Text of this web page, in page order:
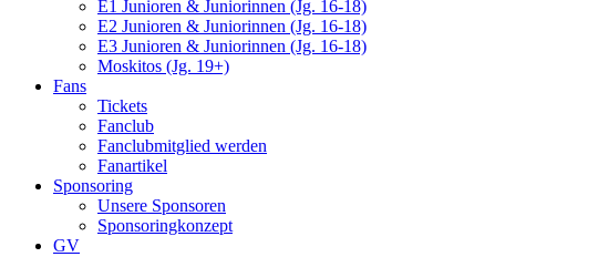
E1 Junioren & Juniorinnen (Jg. 16-18)
E2 Junioren & Juniorinnen (Jg. 16-18)
E3 Junioren & Juniorinnen (Jg. 16-18)
Moskitos (Jg. 19+)
Fans
Tickets
Fanclub
Fanclubmitglied werden
Fanartikel
Sponsoring
Unsere Sponsoren
Sponsoringkonzept
GV